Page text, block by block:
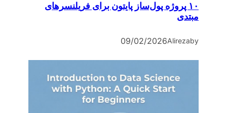
۱۰ پروژه پول‌ساز پایتون برای فریلنسرهای
مبتدی
by
Alireza
09/02/2026